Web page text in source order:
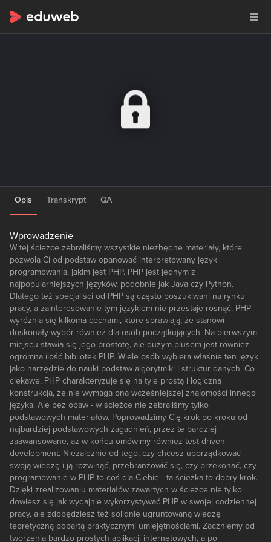
Opis Transkrypt QA
Wprowadzenie
W tej ścieżce zebraliśmy wszystkie niezbędne materiały, które
pozwolą Ci od podstaw opanować interpretowany język
programowania, jakim jest PHP. PHP jest jednym z
najpopularniejszych języków, podobnie jak Java czy Python.
Dlatego też specjaliści od PHP są często poszukiwani na rynku
pracy, a zainteresowanie tym językiem nie przestaje rosnąć. PHP
wyróżnia się kilkoma cechami, które sprawiają, że stanowi
doskonały wybór również dla osób początkujących. Na pierwszym
miejscu stawia się jego prostotę, ale dużym plusem jest również
ogromna ilość bibliotek PHP. Wiele osób wybiera właśnie ten język
jako narzędzie do nauki podstaw algorytmiki i struktur danych. Co
ciekawe, PHP charakteryzuje się na tyle prostą i logiczną
konstrukcją, że nie wymaga ona wcześniejszej znajomości innego
języka. Ale bez obaw - w ścieżce nie zebraliśmy tylko
podstawowych materiałów. Poprowadzimy Cię krok po kroku od
najbardziej podstawowych zagadnień, przez te bardziej
zaawansowane, aż w końcu omówimy również test driven
development. Niezależnie od tego, czy chcesz uporządkować
swoją wiedzę i ją rozwinąć, przebranżowić się, czy przekonać, czy
programowanie w PHP to coś dla Ciebie - ta ścieżka to dobry krok.
Dzięki zrealizowaniu materiałów zawartych w ścieżce nie tylko
dowiesz się jak wydajnie wykorzystywać PHP w swojej codziennej
pracy, ale zdobędziesz też solidnie ugruntowaną wiedzę
teoretyczną popartą praktycznymi umiejętnościami. Zaczniemy od
tworzenia bardzo prostych aplikacji internetowych, a po